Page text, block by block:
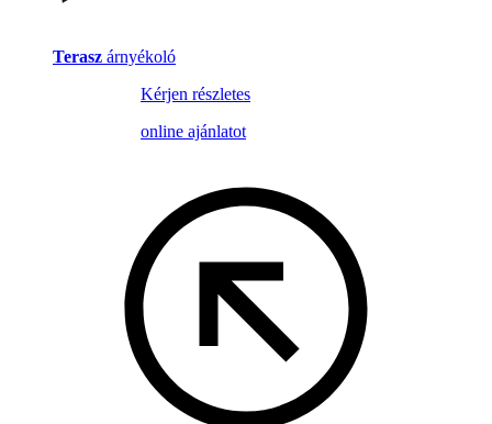
Terasz árnyékoló
Kérjen részletes
online ajánlatot